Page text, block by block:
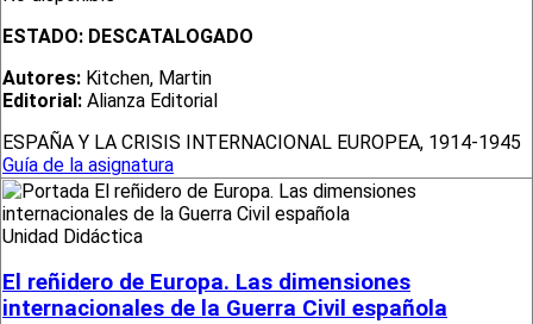
ESTADO: DESCATALOGADO
Autores: Kitchen, Martin
Editorial: Alianza Editorial
ESPAÑA Y LA CRISIS INTERNACIONAL EUROPEA, 1914-1945
Guía de la asignatura
Unidad Didáctica
El reñidero de Europa. Las dimensiones
internacionales de la Guerra Civil española